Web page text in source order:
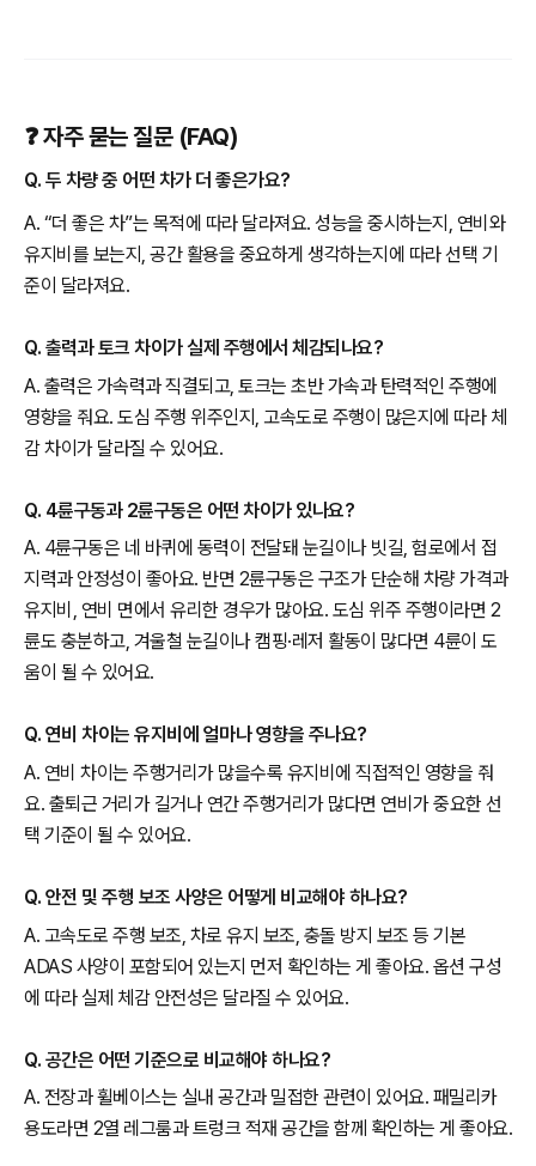
❓ 자주 묻는 질문 (FAQ)
Q. 두 차량 중 어떤 차가 더 좋은가요?
A. “더 좋은 차”는 목적에 따라 달라져요. 성능을 중시하는지, 연비와
유지비를 보는지, 공간 활용을 중요하게 생각하는지에 따라 선택 기
준이 달라져요.
Q. 출력과 토크 차이가 실제 주행에서 체감되나요?
A. 출력은 가속력과 직결되고, 토크는 초반 가속과 탄력적인 주행에
영향을 줘요. 도심 주행 위주인지, 고속도로 주행이 많은지에 따라 체
감 차이가 달라질 수 있어요.
Q. 4륜구동과 2륜구동은 어떤 차이가 있나요?
A. 4륜구동은 네 바퀴에 동력이 전달돼 눈길이나 빗길, 험로에서 접
지력과 안정성이 좋아요. 반면 2륜구동은 구조가 단순해 차량 가격과
유지비, 연비 면에서 유리한 경우가 많아요. 도심 위주 주행이라면 2
륜도 충분하고, 겨울철 눈길이나 캠핑·레저 활동이 많다면 4륜이 도
움이 될 수 있어요.
Q. 연비 차이는 유지비에 얼마나 영향을 주나요?
A. 연비 차이는 주행거리가 많을수록 유지비에 직접적인 영향을 줘
요. 출퇴근 거리가 길거나 연간 주행거리가 많다면 연비가 중요한 선
택 기준이 될 수 있어요.
Q. 안전 및 주행 보조 사양은 어떻게 비교해야 하나요?
A. 고속도로 주행 보조, 차로 유지 보조, 충돌 방지 보조 등 기본
ADAS 사양이 포함되어 있는지 먼저 확인하는 게 좋아요. 옵션 구성
에 따라 실제 체감 안전성은 달라질 수 있어요.
Q. 공간은 어떤 기준으로 비교해야 하나요?
A. 전장과 휠베이스는 실내 공간과 밀접한 관련이 있어요. 패밀리카
용도라면 2열 레그룸과 트렁크 적재 공간을 함께 확인하는 게 좋아요.